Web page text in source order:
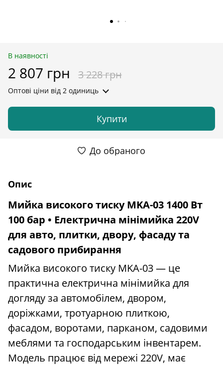
В наявності
2 807 грн 3 228 грн
Оптові ціни від 2 одиниць
Купити
До обраного
Опис
Мийка високого тиску MKA-03 1400 Вт
100 бар • Електрична мінімийка 220V
для авто, плитки, двору, фасаду та
садового прибирання
Мийка високого тиску MKA-03 — це
практична електрична мінімийка для
догляду за автомобілем, двором,
доріжками, тротуарною плиткою,
фасадом, воротами, парканом, садовими
меблями та господарським інвентарем.
Модель працює від мережі 220V, має